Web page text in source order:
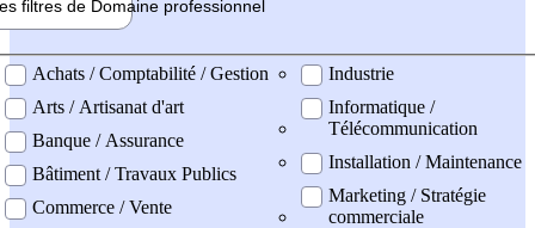
filtres de Domaine professionnel
professionel
Achats / Comptabilité / Gestion
Arts / Artisanat d'art
Banque / Assurance
Bâtiment / Travaux Publics
Commerce / Vente
Industrie
Informatique /
Télécommunication
Installation / Maintenance
Marketing / Stratégie
commerciale